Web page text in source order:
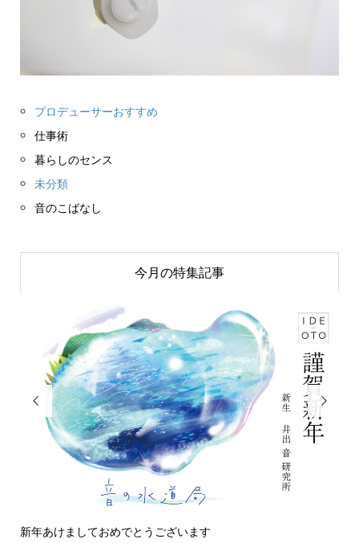
プロデューサーおすすめ
仕事術
暮らしのセンス
未分類
音のこばなし
今月の特集記事

新年あけましておめでとうございます
